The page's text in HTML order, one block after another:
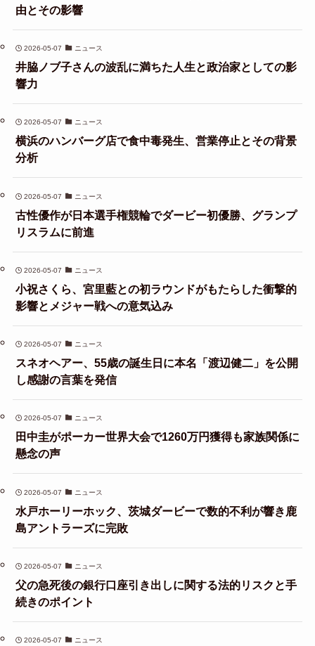
由とその影響
2026-05-07 ニュース
井脇ノブ子さんの波乱に満ちた人生と政治家としての影
響力
2026-05-07 ニュース
横浜のハンバーグ店で食中毒発生、営業停止とその背景
分析
2026-05-07 ニュース
古性優作が日本選手権競輪でダービー初優勝、グランプ
リスラムに前進
2026-05-07 ニュース
小祝さくら、宮里藍との初ラウンドがもたらした衝撃的
影響とメジャー戦への意気込み
2026-05-07 ニュース
スネオヘアー、55歳の誕生日に本名「渡辺健二」を公開
し感謝の言葉を発信
2026-05-07 ニュース
田中圭がポーカー世界大会で1260万円獲得も家族関係に
懸念の声
2026-05-07 ニュース
水戸ホーリーホック、茨城ダービーで数的不利が響き鹿
島アントラーズに完敗
2026-05-07 ニュース
父の急死後の銀行口座引き出しに関する法的リスクと手
続きのポイント
2026-05-07 ニュース